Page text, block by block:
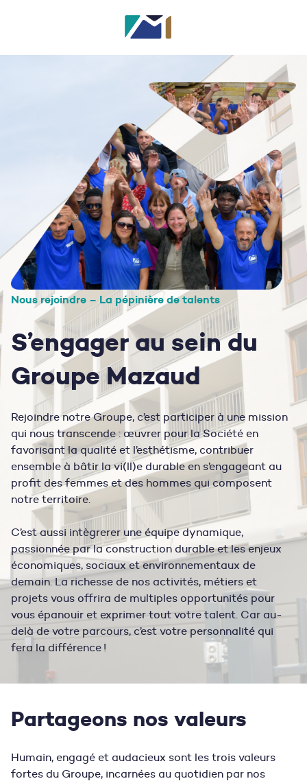
Nous rejoindre – La pépinière de talents
S’engager au sein du
Groupe Mazaud
Rejoindre notre Groupe, c’est participer à une mission
qui nous transcende : œuvrer pour la Société en
favorisant la qualité et l’esthétisme, contribuer
ensemble à bâtir la vi(ll)e durable en s’engageant au
profit des femmes et des hommes qui composent
notre territoire.
C’est aussi intègrerer une équipe dynamique,
passionnée par la construction durable et les enjeux
économiques, sociaux et environnementaux de
demain. La richesse de nos activités, métiers et
projets vous offrira de multiples opportunités pour
vous épanouir et exprimer tout votre talent. Car au-
delà de votre parcours, c’est votre personnalité qui
fera la différence !
Partageons nos valeurs
Humain, engagé et audacieux sont les trois valeurs
fortes du Groupe, incarnées au quotidien par nos